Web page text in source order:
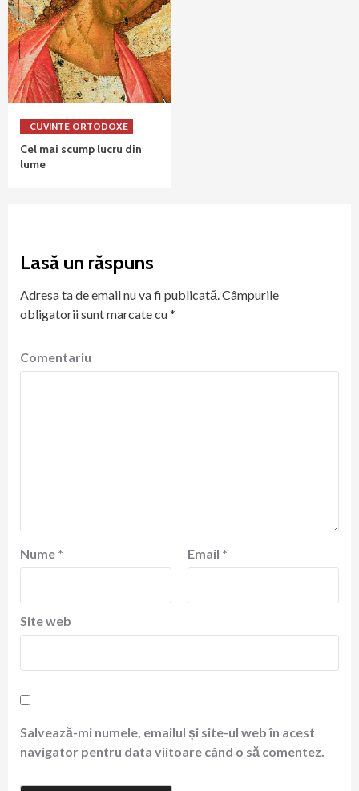
CUVINTE ORTODOXE
Cel mai scump lucru din
lume
Lasă un răspuns
Adresa ta de email nu va fi publicată. Câmpurile
obligatorii sunt marcate cu*
Comentariu
Nume * Email *
Site web
Salvează-mi numele, emailul și site-ul web în acest
navigator pentru data viitoare când o să comentez.